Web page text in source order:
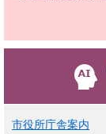
市役所庁舎案内